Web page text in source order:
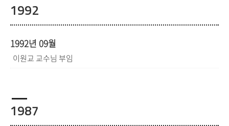
1992
1992년 09월
이원교 교수님 부임
1987